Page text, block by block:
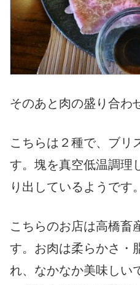
そのあと肉の盛り合わ
こちらは２種で、ブリ
す。塊を真空低温調理
り出しているようです。
こちらのお店は高橋畜
す。お肉は柔らかさ・
れ、なかなか美味しい